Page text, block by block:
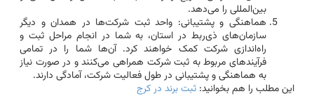
بین‌المللی را می‌دهد.
هماهنگی و پشتیبانی: واحد ثبت شرکت‌ها در همدان و دیگر
سازمان‌های ذی‌ربط در استان، به شما در انجام مراحل ثبت و
راه‌اندازی شرکت کمک خواهند کرد. آن‌ها شما را در تمامی
فرآیندهای مربوط به ثبت شرکت همراهی می‌کنند و در صورت نیاز
به هماهنگی و پشتیبانی در طول فعالیت شرکت، آمادگی دارند.
این مطلب را هم بخوانید: ثبت برند در کرج